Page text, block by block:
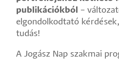
publikációkból
–
elgondolkodtató
tudás!
A Jogász Nap szakmai